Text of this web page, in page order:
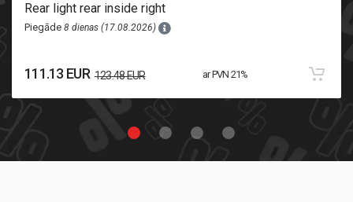
Rear light rear inside right
Piegāde 8 dienas (17.08.2026)
111.13 EUR 123.48 EUR ar PVN 21%